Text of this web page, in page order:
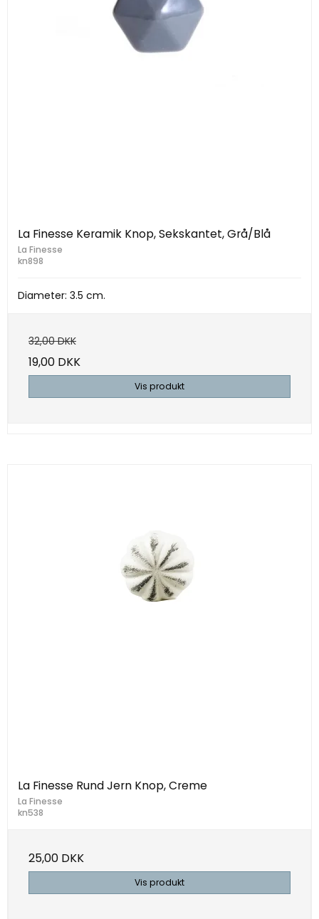
La Finesse Keramik Knop, Sekskantet, Grå/Blå
La Finesse
kn898
Diameter: 3.5 cm.
32,00 DKK
19,00 DKK
Vis produkt
La Finesse Rund Jern Knop, Creme
La Finesse
kn538
25,00 DKK
Vis produkt